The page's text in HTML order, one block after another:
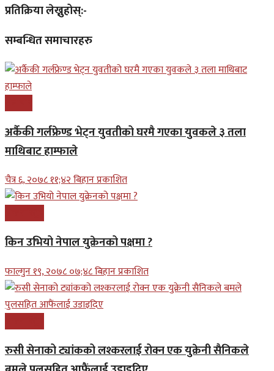
प्रतिक्रिया लेख्नुहोस्:-
सम्बन्धित समाचारहरु
अर्कैकी गर्लफ्रेण्ड भेट्न युवतीको घरमै गएका युवकले ३ तला
माथिबाट हाम्फाले
चैत्र ६, २०७८ ११;४२ बिहान प्रकाशित
किन उभियो नेपाल युक्रेनको पक्षमा ?
फाल्गुन १९, २०७८ ०७;४८ बिहान प्रकाशित
रुसी सेनाको ट्यांकको लश्करलाई रोक्न एक युक्रेनी सैनिकले